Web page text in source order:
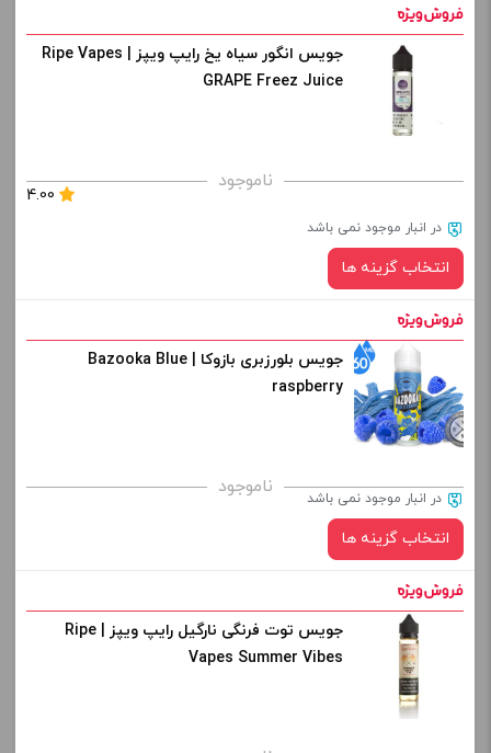
افزودن به سبد خرید
نیکوتین:
برای فعال شدن سبد خرید و نمایش قیمت ، گزینه های محصول را
+
جویس انگور سیاه یخ رایپ ویپز | Ripe Vapes
GRAPE Freez Juice
ناموجود
4.00
در انبار موجود نمی باشد
انتخاب گزینه ها
نیکوتین:
برای فعال شدن سبد خرید و نمایش قیمت ، گزینه های محصول را
از کادر بالا انتخاب کنید.
+
افزودن به سبد خرید
جویس بلورزبری بازوکا | Bazooka Blue
raspberry
ناموجود در انبار موجود نمی باشد
انتخاب گزینه ها
نیکوتین:
برای فعال شدن سبد خرید و نمایش قیمت ، گزینه های محصول را
جویس توت فرنگی نارگیل رایپ ویپز | Ripe
Vapes Summer Vibes